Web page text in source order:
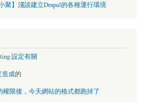
聚】淺談建立Drupal的各種運行環境
設定有關
造成的
權限後，今天網站的格式都跑掉了